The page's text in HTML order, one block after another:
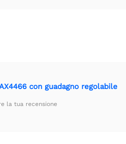
con guadagno regolabile
la tua recensione